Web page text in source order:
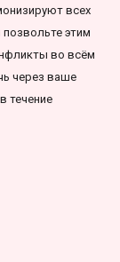
всех
этим
во всём
через ваше
течение